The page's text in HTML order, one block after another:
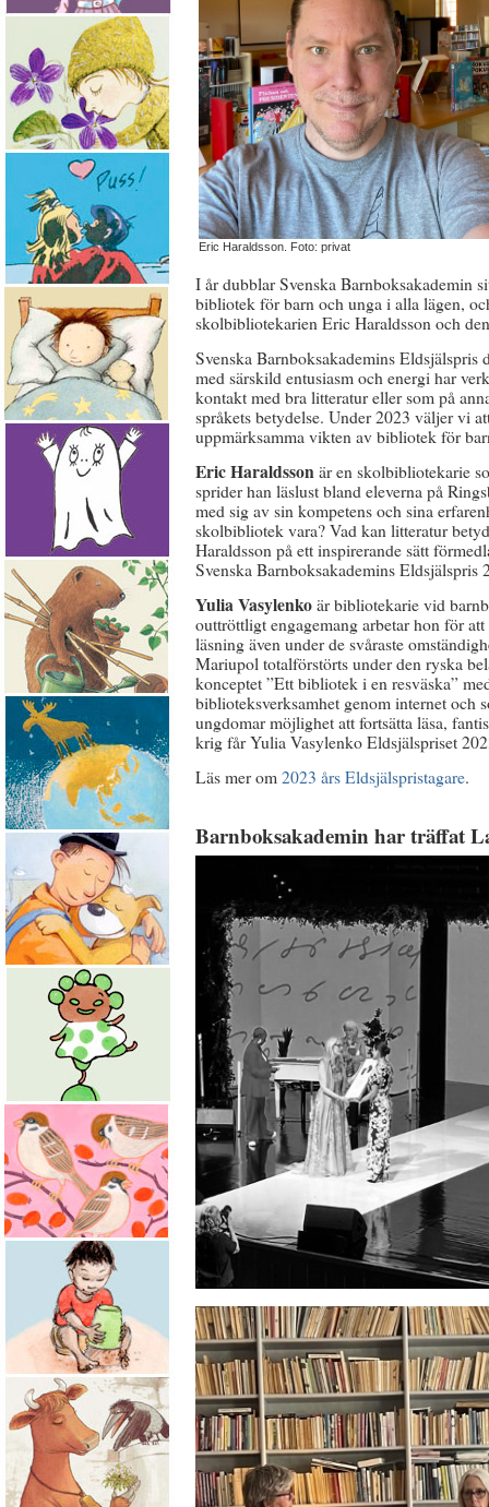
Eric Haraldsson. Foto: privat
I år dubblar Svenska Barnboksakademin
bibliotek för barn och unga i alla lägen,
skolbibliotekarien Eric Haraldsson och
Svenska Barnboksakademins
med särskild entusiasm och energi har
kontakt med bra litteratur eller som på
språkets betydelse. Under 2023 väljer vi
uppmärksamma vikten av bibliotek för
Eric Haraldssonär en skolbibliotekarie
sprider han läslust bland eleverna på
med sig av sin kompetens och sina
skolbibliotek vara? Vad kan litteratur
Haraldsson på ett inspirerande sätt
Svenska Barnboksakademins Eldsjälspris
Yulia Vasylenkoär bibliotekarie vid
outtröttligt engagemang arbetar hon för
läsning även under de svåraste
Mariupol totalförstörts under den ryska
konceptet ”Ett bibliotek i en resväska”
biblioteksverksamhet genom internet och
ungdomar möjlighet att fortsätta läsa,
krig får Yulia Vasylenko Eldsjälspriset
Läs mer om 2023 års Eldsjälspristagare.
Barnboksakademin har träffat